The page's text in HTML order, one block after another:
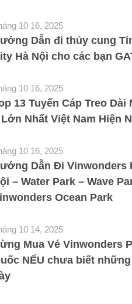
10 16, 2025
Dẫn đi thủy cung
Hà Nội cho các bạn
10 16, 2025
13 Tuyến Cáp Treo Dài
Nhất Việt Nam Hiện
10 16, 2025
Dẫn Đi Vinwonders
– Water Park – Wave
Ocean Park
10 14, 2025
Mua Vé Vinwonders
NẾU chưa biết